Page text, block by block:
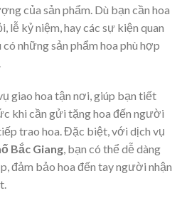
của sản phẩm. Dù bạn cần hoa
lễ kỷ niệm, hay các sự kiện quan
những sản phẩm hoa phù hợp
giao hoa tận nơi, giúp bạn tiết
khi cần gửi tặng hoa đến người
trao hoa. Đặc biệt, với dịch vụ
Bắc Giang, bạn có thể dễ dàng
đảm bảo hoa đến tay người nhận